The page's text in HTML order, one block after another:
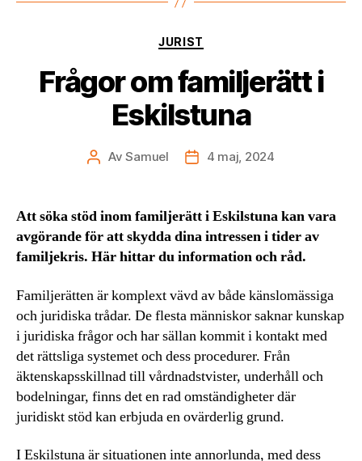
Kategorier
JURIST
Frågor om familjerätt i
Eskilstuna
Inläggsförfattare
AvSamuel Inläggsdatum
4 maj, 2024
Att söka stöd inom familjerätt i Eskilstuna kan vara
avgörande för att skydda dina intressen i tider av
familjekris. Här hittar du information och råd.
Familjerätten är komplext vävd av både känslomässiga
och juridiska trådar. De flesta människor saknar kunskap
i juridiska frågor och har sällan kommit i kontakt med
det rättsliga systemet och dess procedurer. Från
äktenskapsskillnad till vårdnadstvister, underhåll och
bodelningar, finns det en rad omständigheter där
juridiskt stöd kan erbjuda en ovärderlig grund.
I Eskilstuna är situationen inte annorlunda, med dess